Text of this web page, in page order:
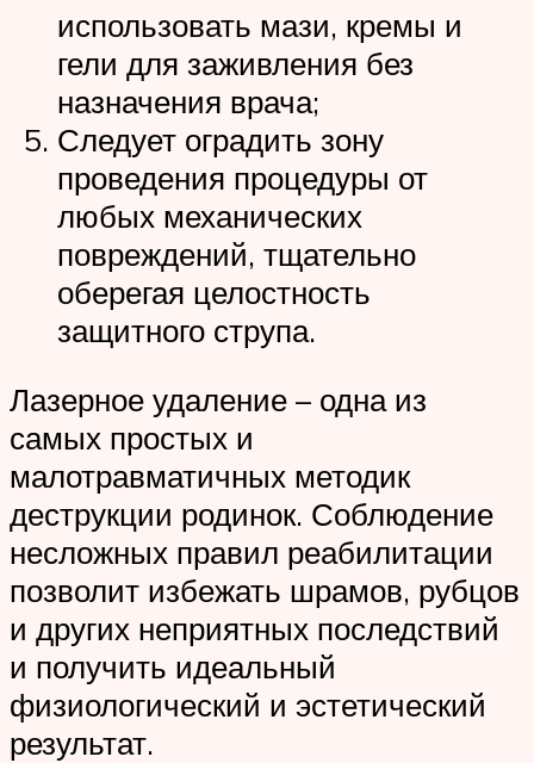
использовать мази, кремы и
гели для заживления без
назначения врача;
Следует оградить зону
проведения процедуры от
любых механических
повреждений, тщательно
оберегая целостность
защитного струпа.
Лазерное удаление – одна из
самых простых и
малотравматичных методик
деструкции родинок. Соблюдение
несложных правил реабилитации
позволит избежать шрамов, рубцов
и других неприятных последствий
и получить идеальный
физиологический и эстетический
результат.